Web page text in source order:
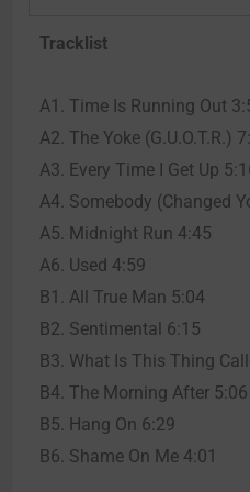
Tracklist
A1. Time Is Running Out
A2. The Yoke (G.U.O.T.R.)
A3. Every Time I Get Up
A4. Somebody (Changed
A5. Midnight Run 4:45
A6. Used 4:59
B1. All True Man 5:04
B2. Sentimental 6:15
B3. What Is This Thing
B4. The Morning After 5:06
B5. Hang On 6:29
B6. Shame On Me 4:01